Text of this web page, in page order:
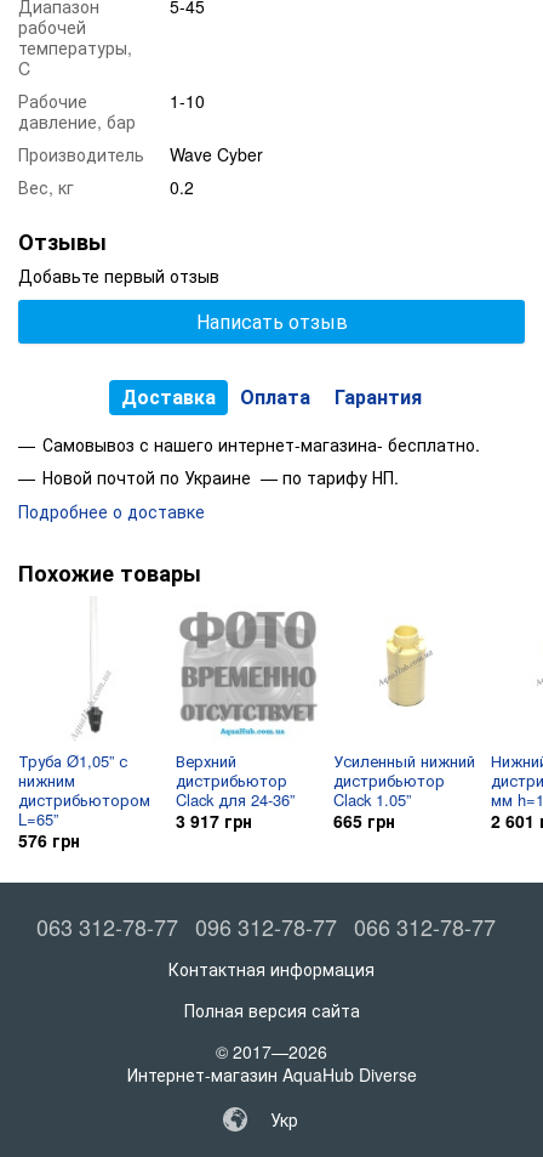
Диапазон
рабочей
температуры,
C
5-45
Рабочие
давление, бар
1-10
Производитель
Wave Cyber
Вес, кг
0.2
Отзывы
Добавьте первый отзыв
Написать отзыв
Доставка Оплата Гарантия
Самовывоз с нашего интернет-магазина- бесплатно.
Новой почтой по Украине — по тарифу НП.
Подробнее о доставке
Похожие товары
Труба Ø1,05” с
нижним
дистрибьютором
L=65”
576 грн
Верхний
дистрибьютор
Clack для 24-36”
3 917 грн
Усиленный нижний
дистрибьютор
Clack 1.05”
665 грн
мм
2 601
063 312-78-77 096 312-78-77 066 312-78-77
Контактная информация
Полная версия сайта
© 2017—2026
Интернет-магазин AquaHub Diverse
Укр